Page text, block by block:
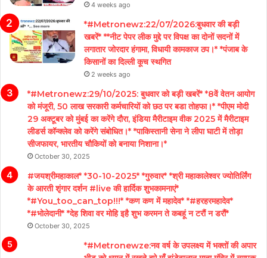
4 weeks ago
*#Metronewz:22/07/2026:बुधवार की बड़ी
खबरें* **नीट पेपर लीक मुद्दे पर विपक्ष का दोनों सदनों में
लगातार जोरदार हंगामा, विधायी कामकाज ठप।* *पंजाब के
किसानों का दिल्ली कूच स्थगित
2 weeks ago
*#Metronewz:29/10/2025: बुधवार को बड़ी खबरें* *8वें वेतन आयोग
को मंजूरी, 50 लाख सरकारी कर्मचारियों को छठ पर बडा तोहफा।* *पीएम मोदी
29 अक्टूबर को मुंबई का करेंगे दौरा, इंडिया मैरीटाइम वीक 2025 में मैरीटाइम
लीडर्स कॉन्क्लेव को करेंगे संबोधित।* *पाकिस्तानी सेना ने लीपा घाटी में तोड़ा
सीजफायर, भारतीय चौकियों को बनाया निशाना।*
October 30, 2025
#जयश्रीमहाकाल* *30-10-2025* *गुरुवार* *श्री महाकालेश्वर ज्योतिर्लिंग
के आरती शृंगार दर्शन #live की हार्दिक शुभकामनाएं*
*#You_too_can_top!!!* *कण कण में महादेव* *#हरहरमहादेव*
*#भोलेदानी* *देह शिवा वर मोहि इहै शुभ करमन ते कबहूं न टरौं न डरौं*
October 30, 2025
*#Metronewze:नव वर्ष के उपलक्ष्य में भक्तों की अपार